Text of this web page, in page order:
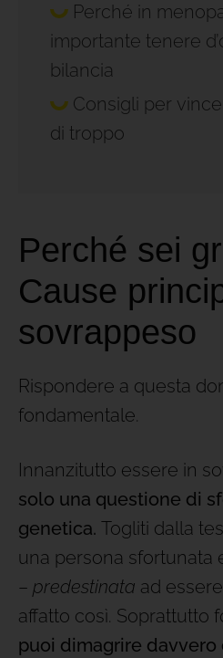
Perché in
importante tenere
bilancia
Consigli per
di troppo
Perché sei
Cause
sovrappeso
Rispondere a questa
fondamentale.
Innanzitutto essere in
solo una questione di
genetica. Togliti dalla
una persona sfortunata
– predestinata ad
affatto così. Soprattutto
puoi dimagrire davvero